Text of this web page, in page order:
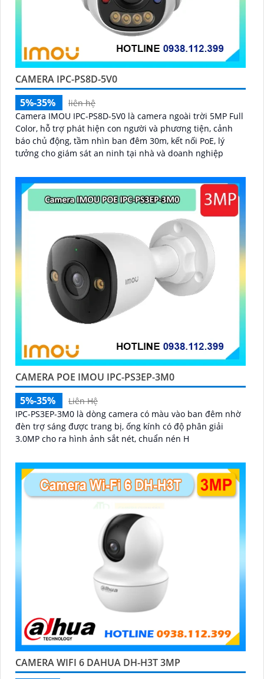
CAMERA IPC-PS8D-5V0
5%-35%
liên hệ
Camera IMOU IPC-PS8D-5V0 là camera ngoài trời 5MP Full
Color, hỗ trợ phát hiện con người và phương tiện, cảnh
báo chủ động, tầm nhìn ban đêm 30m, kết nối PoE, lý
tưởng cho giám sát an ninh tại nhà và doanh nghiệp
CAMERA POE IMOU IPC-PS3EP-3M0
5%-35%
Liên Hệ
IPC-PS3EP-3M0 là dòng camera có màu vào ban đêm nhờ
đèn trợ sáng được trang bị, ống kính có độ phân giải
3.0MP cho ra hình ảnh sắt nét, chuẩn nén H
CAMERA WIFI 6 DAHUA DH-H3T 3MP